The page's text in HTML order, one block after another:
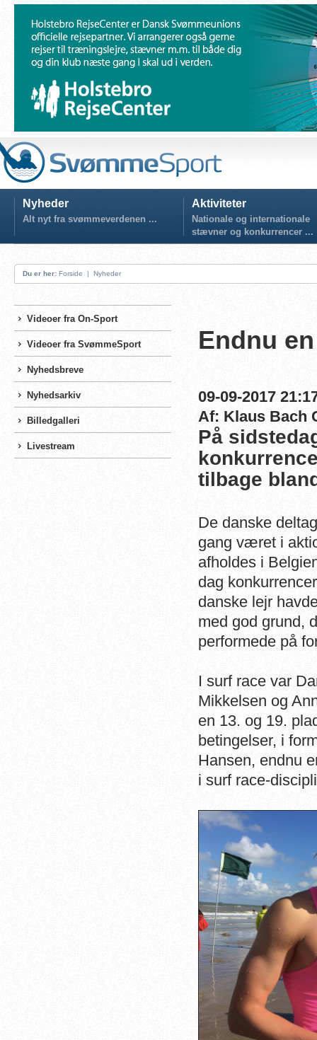
Nyheder
Alt nyt fra svømmeverdenen ...
Aktiviteter
Nationale og internationale
stævner og konkurrencer ...
Du er her: Forside | Nyheder
Videoer fra On-Sport
Videoer fra SvømmeSport
Nyhedsbreve
Nyhedsarkiv
Billedgalleri
Livestream
Endnu
09-09-2017
Af: Klaus Bach
På
tilbage
De danske
gang været i
afholdes i
dag
danske lejr
med god grund,
performede på
I surf race var
Mikkelsen og
en 13. og 19.
betingelser, i
Hansen, endnu
i surf race-